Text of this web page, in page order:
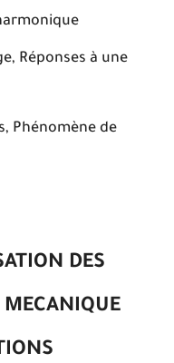
Réponses à une
Phénomène de
DES
MECANIQUE